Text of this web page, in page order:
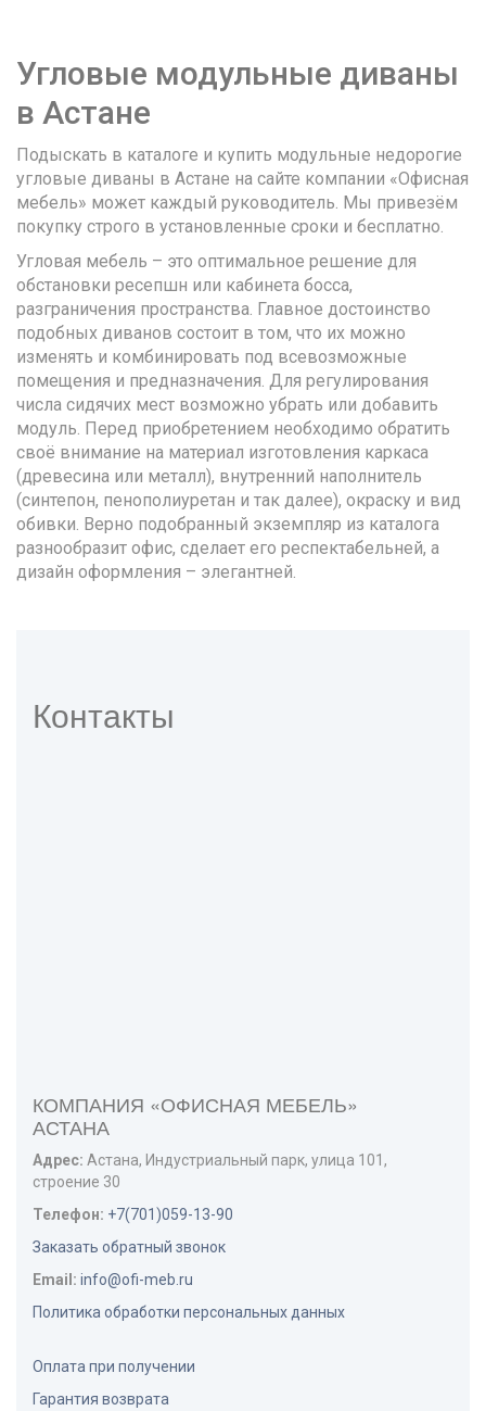
Угловые модульные диваны
в Астане
Подыскать в каталоге и купить модульные недорогие
угловые диваны в Астане на сайте компании «Офисная
мебель» может каждый руководитель. Мы привезём
покупку строго в установленные сроки и бесплатно.
Угловая мебель – это оптимальное решение для
обстановки ресепшн или кабинета босса,
разграничения пространства. Главное достоинство
подобных диванов состоит в том, что их можно
изменять и комбинировать под всевозможные
помещения и предназначения. Для регулирования
числа сидячих мест возможно убрать или добавить
модуль. Перед приобретением необходимо обратить
своё внимание на материал изготовления каркаса
(древесина или металл), внутренний наполнитель
(синтепон, пенополиуретан и так далее), окраску и вид
обивки. Верно подобранный экземпляр из каталога
разнообразит офис, сделает его респектабельней, а
дизайн оформления – элегантней.
Контакты
КОМПАНИЯ «ОФИСНАЯ МЕБЕЛЬ»
АСТАНА
Адрес: Астана, Индустриальный парк, улица 101,
строение 30
Телефон: +7(701)059-13-90
Заказать обратный звонок
Email: info@ofi-meb.ru
Политика обработки персональных данных
Оплата при получении
Гарантия возврата